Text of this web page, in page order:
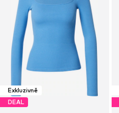
Exkluzivně
DEAL